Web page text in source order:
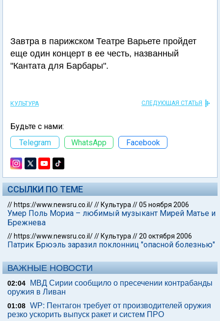
Завтра в парижском Театре Варьете пройдет
еще один концерт в ее честь, названный
"Кантата для Барбары".
КУЛЬТУРА СЛЕДУЮЩАЯ СТАТЬЯ
Будьте с нами:
Telegram
WhatsApp Facebook
ССЫЛКИ ПО ТЕМЕ
// https://www.newsru.co.il/// Культура //05 ноября 2006
Умер Поль Мориа – любимый музыкант Мирей Матье и
Брежнева
// https://www.newsru.co.il/// Культура //20 октября 2006
Патрик Брюэль заразил поклонниц "опасной болезнью"
ВАЖНЫЕ НОВОСТИ
02:04
МВД Сирии сообщило о пресечении контрабанды
оружия в Ливан
01:08 WP: Пентагон требует от производителей оружия
резко ускорить выпуск ракет и систем ПРО